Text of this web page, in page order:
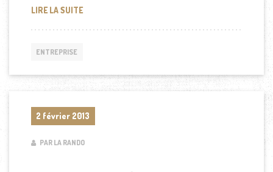
LIRE LA SUITESALON INTERNATIONAL DE L'ÉNERGIE SOLAIRE AU
ENTREPRISE
2 février 2013
PAR LA RANDO